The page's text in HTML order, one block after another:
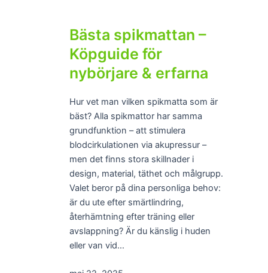
Bästa spikmattan –
Köpguide för
nybörjare & erfarna
Hur vet man vilken spikmatta som är
bäst? Alla spikmattor har samma
grundfunktion – att stimulera
blodcirkulationen via akupressur –
men det finns stora skillnader i
design, material, täthet och målgrupp.
Valet beror på dina personliga behov:
är du ute efter smärtlindring,
återhämtning efter träning eller
avslappning? Är du känslig i huden
eller van vid…